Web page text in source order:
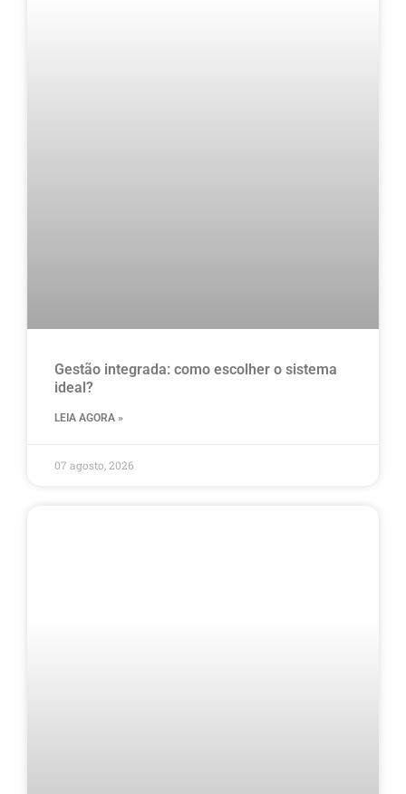
Gestão integrada: como escolher o sistema
ideal?
LEIA AGORA »
07 agosto, 2026